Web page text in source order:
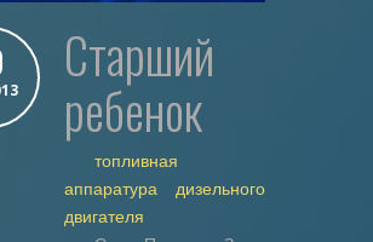
старший
ребенок
топливная
аппаратура дизельного
двигателя